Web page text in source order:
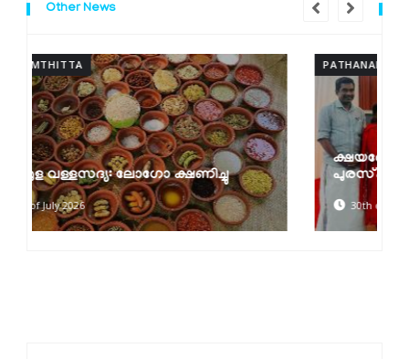
Other News
PATHANAMTHITTA
ക്ഷയരോഗ മുക്ത പഞ്ചായത്ത്
പുരസ്‌കാരങ്ങൾ വിതരണം ചെയ്തു
30th of June 2026